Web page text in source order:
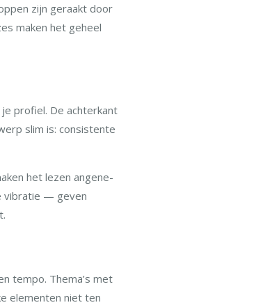
zijn geraakt door
maken het geheel
profiel. De achterkant
slim is: consistente
het lezen angene-
vibratie — geven
tempo. Thema’s met
elementen niet ten